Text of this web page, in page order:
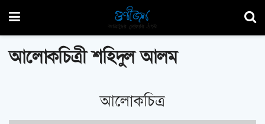
আলোকচিত্রী শহিদুল আলম
আলোকচিত্র